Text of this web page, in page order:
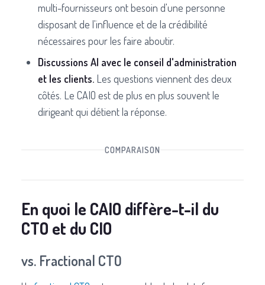
multi-fournisseurs ont besoin d'une personne
disposant de l'influence et de la crédibilité
nécessaires pour les faire aboutir.
Discussions AI avec le conseil d'administration
et les clients. Les questions viennent des deux
côtés. Le CAIO est de plus en plus souvent le
dirigeant qui détient la réponse.
COMPARAISON
En quoi le CAIO diffère-t-il du
CTO et du CIO
vs. Fractional CTO